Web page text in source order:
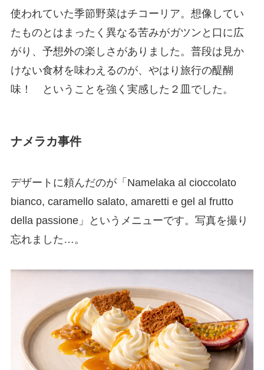
使われていた季節野菜はチコーリア。想像してい
たものとはまったく異なる苦みがガツンと口に広
がり、予想外の楽しさがありました。普段は見か
けない食材を味わえるのが、やはり旅行の醍醐
味！ ということを強く実感した２皿でした。
ナメラカ事件
デザートに頼んだのが「Namelaka al cioccolato
bianco, caramello salato, amaretti e gel al frutto
della passione」というメニューです。写真を撮り
忘れました…。